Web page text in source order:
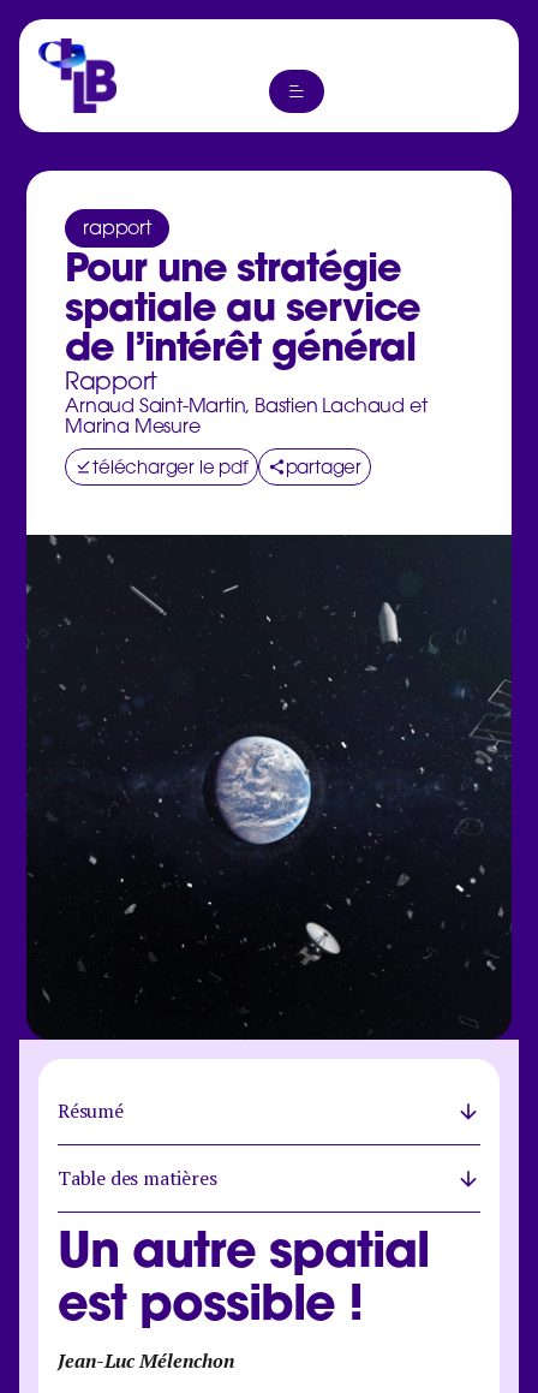
rapport
Pour une stratégie
spatiale au service
de l’intérêt général
Rapport
Arnaud Saint-Martin, Bastien Lachaud et
Marina Mesure
télécharger le pdf partager
Résumé
Table des matières
Un autre spatial
est possible !
Jean-Luc Mélenchon